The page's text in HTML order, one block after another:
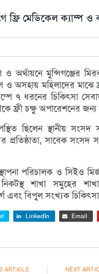
ফ্রি মেডিকেল ক্যাম্প ও
অর্থায়নে মুন্সিগঞ্জের
ও অসহায় মহিলাদের মাঝে
৭ ধরনের চিকিৎসা
ফ্রী চক্ষু অপারেশনের জন্য
ছিলেন স্থানীয়
প্রতিষ্ঠাতা, সাবেক
পরিচালক ও সিইও
শাখা সমুহের শাখা-
এবং বিপুল সংখ্যক
LinkedIn Email
ARTICLE NEXT